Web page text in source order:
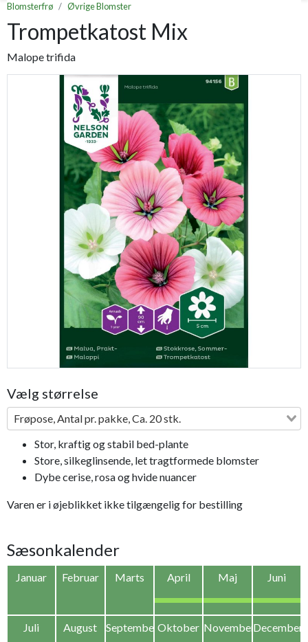
Blomsterfrø Øvrige Blomster
Trompetkatost Mix
Malope trifida
Vælg størrelse
Frøpose, Antal pr. pakke, Ca. 20 stk.
Stor, kraftig og stabil bed-plante
Store, silkeglinsende, let tragtformede blomster
Dybe cerise, rosa og hvide nuancer
Varen er i øjeblikket ikke tilgængelig for bestilling
Sæsonkalender
Januar Februar Marts April Maj Juni
Juli August SeptemberOktober NovemberDecember